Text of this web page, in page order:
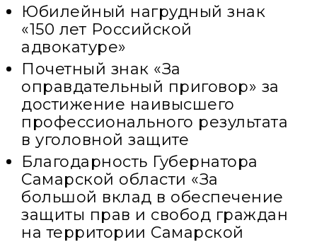
Юбилейный нагрудный знак
«150 лет Российской
адвокатуре»
Почетный знак «За
оправдательный приговор» за
достижение наивысшего
профессионального результата
в уголовной защите
Благодарность Губернатора
Самарской области «За
большой вклад в обеспечение
защиты прав и свобод граждан
на территории Самарской